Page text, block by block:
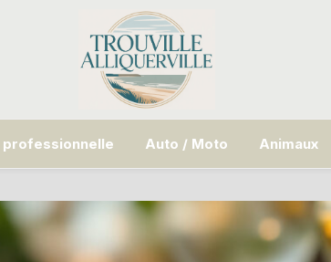
professionnelle Auto / Moto Animaux